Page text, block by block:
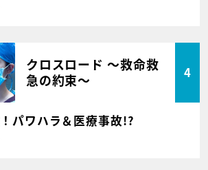
クロスロード ～救命救
急の約束～
4
パワハラ＆医療事故!?